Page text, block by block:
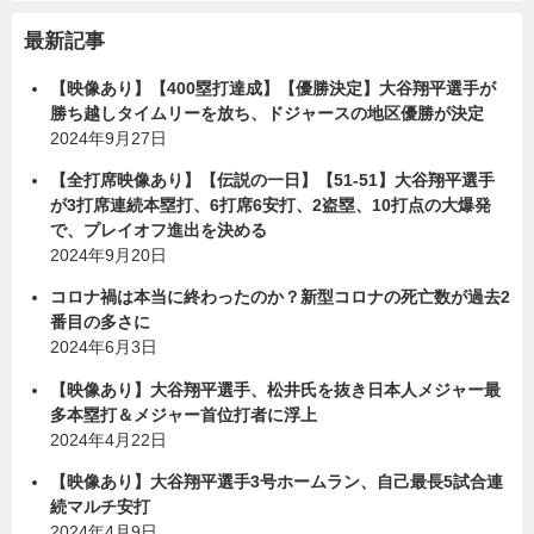
最新記事
【映像あり】【400塁打達成】【優勝決定】大谷翔平選手が
勝ち越しタイムリーを放ち、ドジャースの地区優勝が決定
2024年9月27日
【全打席映像あり】【伝説の一日】【51-51】大谷翔平選手
が3打席連続本塁打、6打席6安打、2盗塁、10打点の大爆発
で、プレイオフ進出を決める
2024年9月20日
コロナ禍は本当に終わったのか？新型コロナの死亡数が過去2
番目の多さに
2024年6月3日
【映像あり】大谷翔平選手、松井氏を抜き日本人メジャー最
多本塁打＆メジャー首位打者に浮上
2024年4月22日
【映像あり】大谷翔平選手3号ホームラン、自己最長5試合連
続マルチ安打